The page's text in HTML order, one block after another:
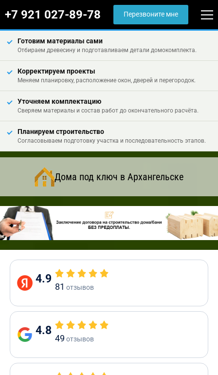
+7 921 027-89-78 Перезвоните мне
Готовим материалы сами
Отбираем древесину и подготавливаем детали домокомплекта.
Корректируем проекты
Меняем планировку, расположение окон, дверей и перегородок.
Уточняем комплектацию
Сверяем материалы и состав работ до окончательного расчёта.
Планируем строительство
Согласовываем подготовку участка и последовательность этапов.
Дома под ключ в Архангельске
4.9
81 отзывов
4.8
49 отзывов